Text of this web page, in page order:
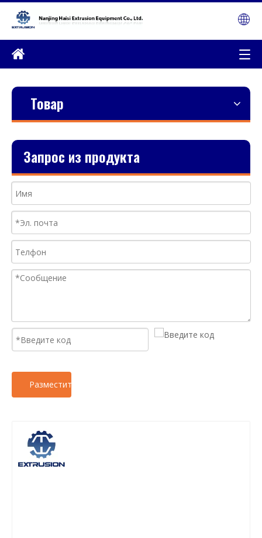
Товар
Запрос из продукта
Разместить